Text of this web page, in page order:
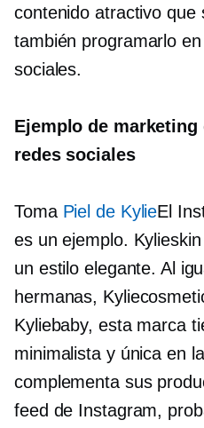
contenido atractivo que
también programarlo
sociales.
Ejemplo de marketing
redes sociales
Toma Piel de KylieEl
es un ejemplo.
un estilo elegante. Al
hermanas,
Kyliebaby, esta marca
minimalista y única en
complementa sus
feed de Instagram,